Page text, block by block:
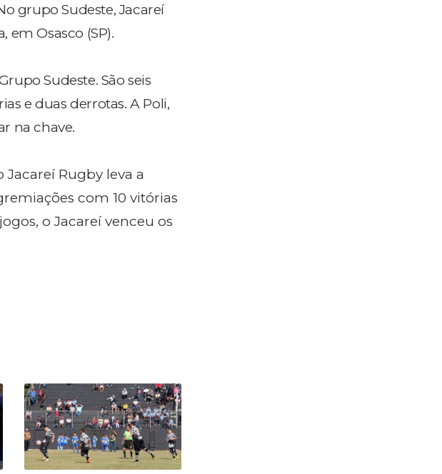
grupo Sudeste, Jacareí
em Osasco (SP).
Sudeste. São seis
e duas derrotas. A Poli,
na chave.
Rugby leva a
com 10 vitórias
o Jacareí venceu os